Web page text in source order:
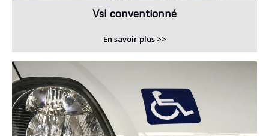
Vsl conventionné
En savoir plus >>